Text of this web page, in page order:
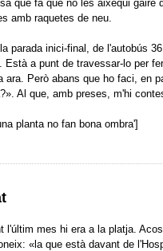
que fa que no les aixequi gaire
amb raquetes de neu.
parada inici-final, de l'autobús
Està a punt de travessar-lo per
ara. Però abans que ho faci, en
Al que, amb preses, m'hi
planta no fan bona ombra']
l'últim mes hi era a la platja.
«la que està davant de